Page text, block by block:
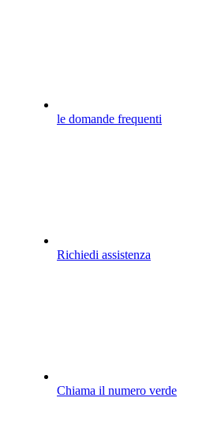
le domande frequenti
Richiedi assistenza
Chiama il numero verde